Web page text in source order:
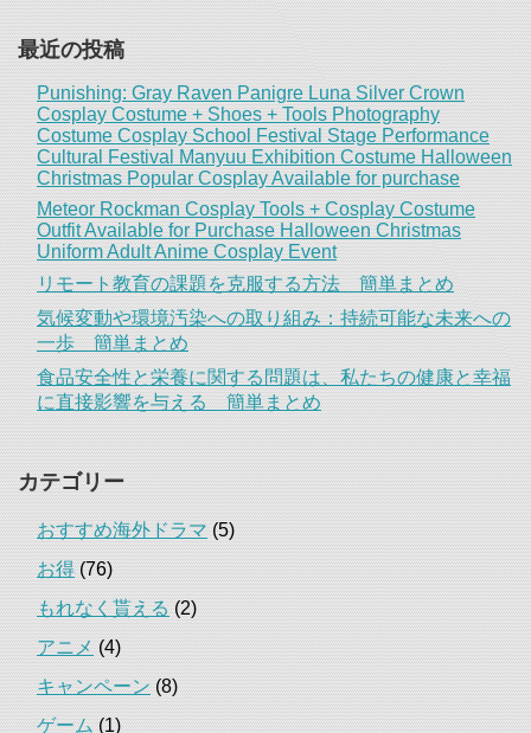
最近の投稿
Punishing: Gray Raven Panigre Luna Silver Crown
Cosplay Costume + Shoes + Tools Photography
Costume Cosplay School Festival Stage Performance
Cultural Festival Manyuu Exhibition Costume Halloween
Christmas Popular Cosplay Available for purchase
Meteor Rockman Cosplay Tools + Cosplay Costume
Outfit Available for Purchase Halloween Christmas
Uniform Adult Anime Cosplay Event
リモート教育の課題を克服する方法 簡単まとめ
気候変動や環境汚染への取り組み：持続可能な未来への
一歩 簡単まとめ
食品安全性と栄養に関する問題は、私たちの健康と幸福
に直接影響を与える 簡単まとめ
カテゴリー
おすすめ海外ドラマ (5)
お得(76)
もれなく貰える (2)
アニメ (4)
キャンペーン (8)
ゲーム (1)